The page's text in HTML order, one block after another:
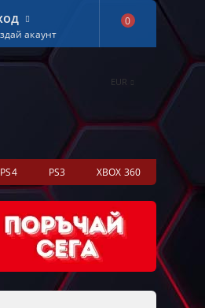
EUR
акаунт
0
PS4 PS3 XBOX 360